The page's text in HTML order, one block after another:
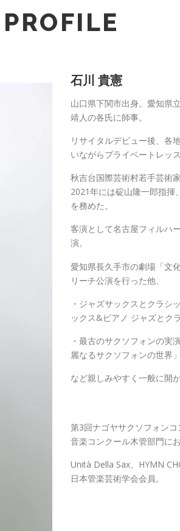
PROFILE
石川 貴憲
山口県下関市出身。愛知県
靖人の各氏に師事。
リサイタルデビュー後、各
いながらプライベートレッ
秋吉台国際芸術村若手芸術
2021年には碇山隆一郎指揮
を務めた。
客演として名古屋フィルハ
演。
愛知県長久手市の劇場「文
リーチ公演を行った他、
・ジャズサックスとクラシ
ックス&ピアノ ジャズとク
・最古のサクソフォンの実
麗なるサクソフォンの世界」
など親しみやすく一般に開
第3回ナゴヤサクソフォン
音楽コンクール木管部門にお
Unità Della Sax、HYMN
日本管楽芸術学会会員。